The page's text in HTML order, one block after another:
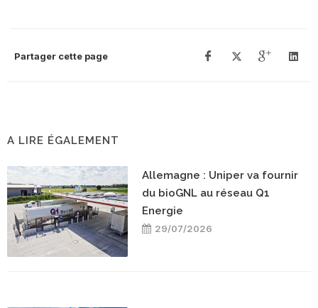
Partager cette page
A LIRE ÉGALEMENT
Allemagne : Uniper va fournir
du bioGNL au réseau Q1
Energie
29/07/2026